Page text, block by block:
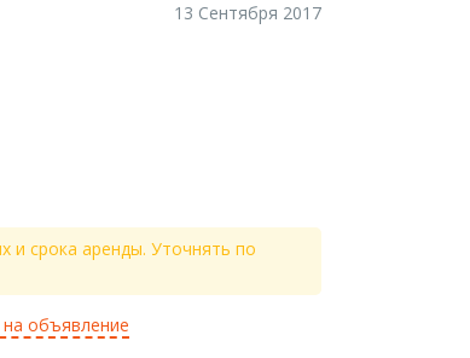
13 Сентября 2017
и срока аренды. Уточнять по
объявление